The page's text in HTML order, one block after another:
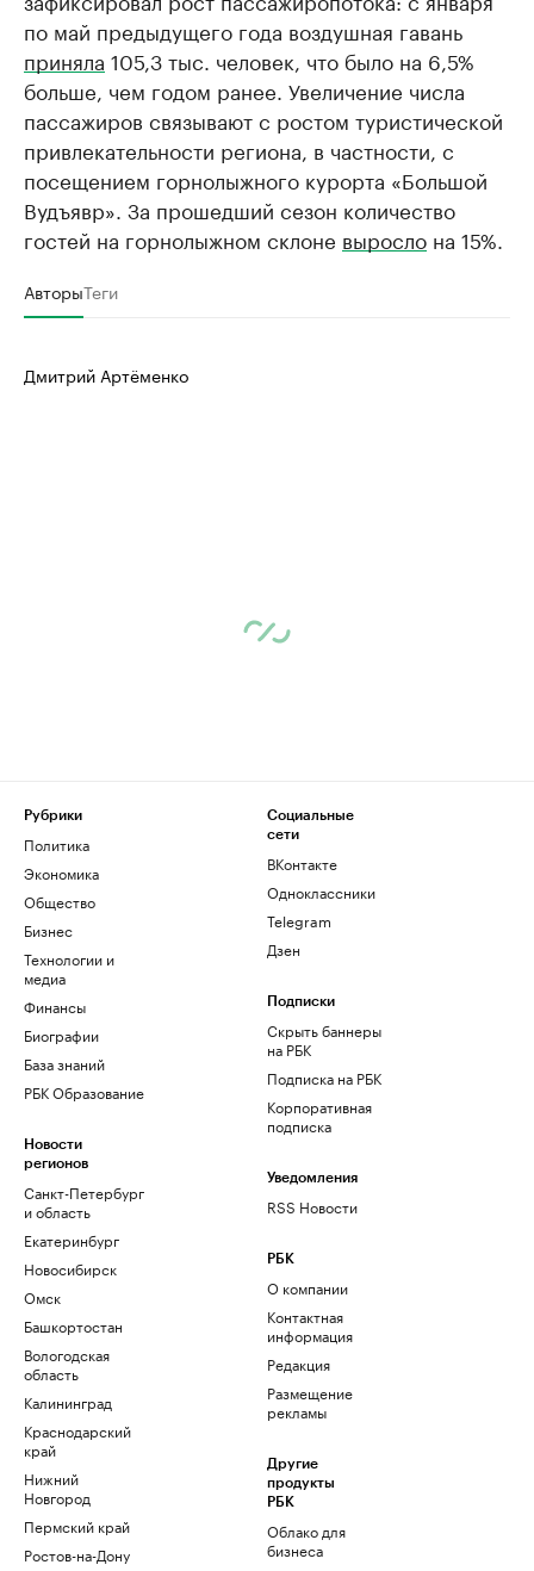
по май предыдущего года воздушная гавань
приняла 105,3 тыс. человек, что было на 6,5%
больше, чем годом ранее. Увеличение числа
пассажиров связывают с ростом туристической
привлекательности региона, в частности, с
посещением горнолыжного курорта «Большой
Вудъявр». За прошедший сезон количество
гостей на горнолыжном склоне выросло на 15%.
АвторыТеги
Дмитрий Артёменко
Рубрики
Политика
Экономика
Общество
Бизнес
Технологии и
медиа
Финансы
Биографии
База знаний
РБК Образование
Новости
регионов
Санкт-Петербург
и область
Екатеринбург
Новосибирск
Омск
Башкортостан
Вологодская
область
Калининград
Краснодарский
край
Нижний
Новгород
Пермский край
Ростов-на-Дону
Социальные
сети
ВКонтакте
Одноклассники
Telegram
Дзен
Подписки
Скрыть баннеры
на РБК
Подписка на РБК
Корпоративная
подписка
Уведомления
RSS Новости
РБК
О компании
Контактная
информация
Редакция
Размещение
рекламы
Другие
продукты
РБК
Облако для
бизнеса